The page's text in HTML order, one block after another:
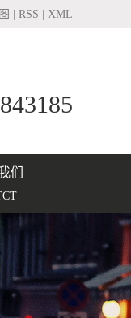
RSS XML
们